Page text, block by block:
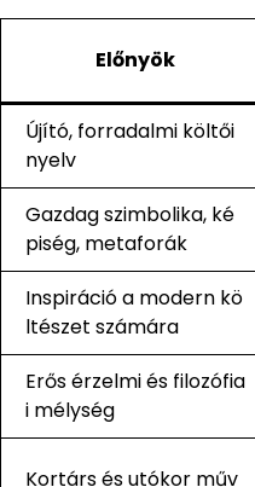
Előnyök
Újító, forradalmi költői
nyelv
Gazdag szimbolika, ké
piség, metaforák
Inspiráció a modern kö
ltészet számára
Erős érzelmi és filozófia
i mélység
Kortárs és utókor műv